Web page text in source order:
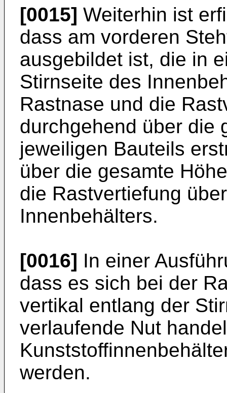
[0015] Weiterhin ist
dass am vorderen
ausgebildet ist, die in
Stirnseite des
Rastnase und die
durchgehend über die
jeweiligen Bauteils
über die gesamte
die Rastvertiefung
Innenbehälters.
[0016] In einer
dass es sich bei der
vertikal entlang der
verlaufende Nut
werden.